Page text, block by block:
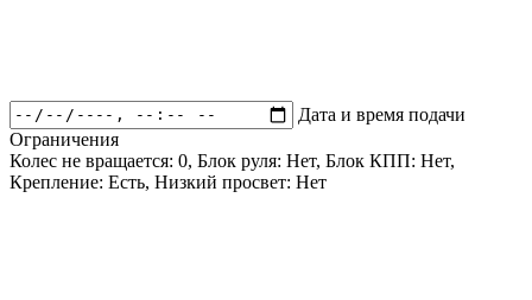
Дата и время подачи
Ограничения
Колес не вращается: 0, Блок руля: Нет, Блок КПП: Нет,
Крепление: Есть, Низкий просвет: Нет